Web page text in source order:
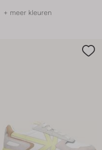
+ meer kleuren